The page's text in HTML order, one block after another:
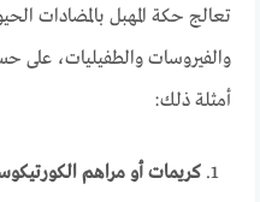
تعالج حكة المهبل بالمضادات
والفيروسات والطفيليات، على
أمثلة ذلك:
كريمات أو مراهم